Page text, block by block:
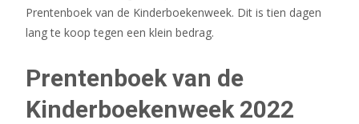
Prentenboek van de Kinderboekenweek. Dit is tien dagen
lang te koop tegen een klein bedrag.
Prentenboek van de
Kinderboekenweek 2022